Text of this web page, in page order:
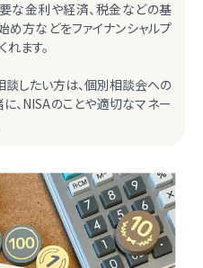
な金利や経済、税金などの基
め方などをファイナンシャルプ
ます。
談したい方は、個別相談会への
、NISAのことや適切なマネー